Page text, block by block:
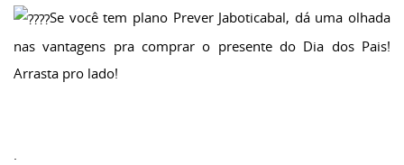
Se você tem plano Prever Jaboticabal, dá uma olhada
nas vantagens pra comprar o presente do Dia dos Pais!
Arrasta pro lado!